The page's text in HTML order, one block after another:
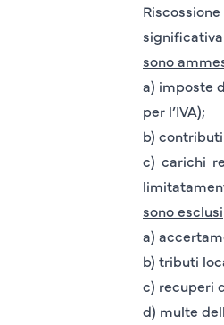
sono
a) imposte
per l’IVA);
b)
c) carichi
sono esclusi
a)
b) tributi
c) recuperi
d) multe